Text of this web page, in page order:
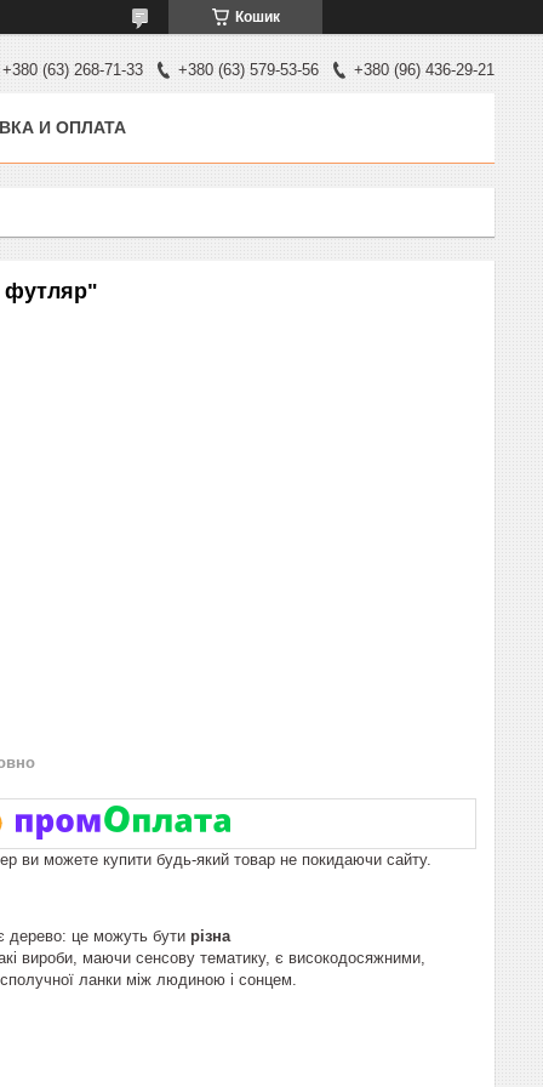
Кошик
+380 (63) 268-71-33 +380 (63) 579-53-56 +380 (96) 436-29-21
И ОПЛАТА
футляр"
ви можете купити будь-який товар не покидаючи сайту.
дерево: це можуть бути різна
вироби, маючи сенсову тематику, є високодосяжними,
ланки між людиною і сонцем.